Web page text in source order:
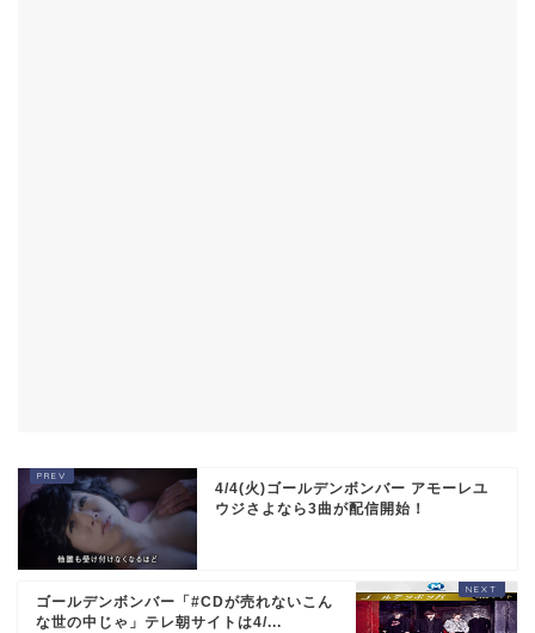
4/4(火)ゴールデンボンバー アモーレユ
ウジさよなら3曲が配信開始！
ゴールデンボンバー「#CDが売れないこん
な世の中じゃ」テレ朝サイトは4/...